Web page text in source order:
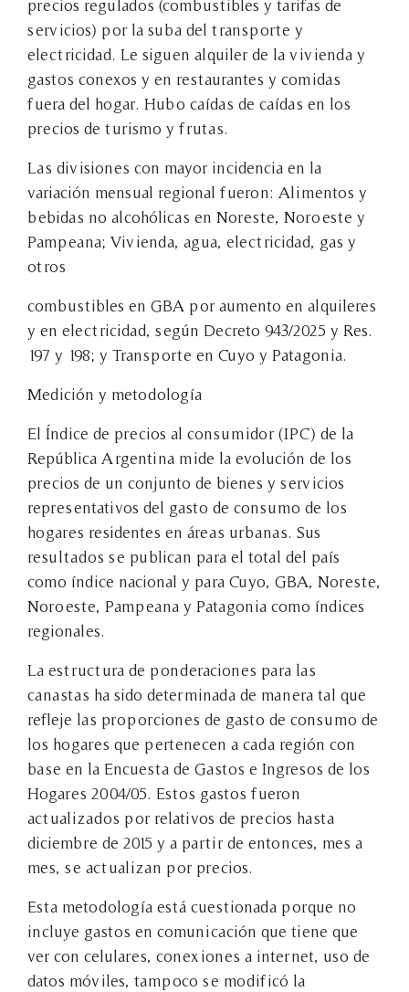
precios regulados (combustibles y tarifas de
servicios) por la suba del transporte y
electricidad. Le siguen alquiler de la vivienda y
gastos conexos y en restaurantes y comidas
fuera del hogar. Hubo caídas de caídas en los
precios de turismo y frutas.
Las divisiones con mayor incidencia en la
variación mensual regional fueron: Alimentos y
bebidas no alcohólicas en Noreste, Noroeste y
Pampeana; Vivienda, agua, electricidad, gas y
otros
combustibles en GBA por aumento en alquileres
y en electricidad, según Decreto 943/2025 y Res.
197 y 198; y Transporte en Cuyo y Patagonia.
Medición y metodología
El Índice de precios al consumidor (IPC) de la
República Argentina mide la evolución de los
precios de un conjunto de bienes y servicios
representativos del gasto de consumo de los
hogares residentes en áreas urbanas. Sus
resultados se publican para el total del país
como índice nacional y para Cuyo, GBA, Noreste,
Noroeste, Pampeana y Patagonia como índices
regionales.
La estructura de ponderaciones para las
canastas ha sido determinada de manera tal que
refleje las proporciones de gasto de consumo de
los hogares que pertenecen a cada región con
base en la Encuesta de Gastos e Ingresos de los
Hogares 2004/05. Estos gastos fueron
actualizados por relativos de precios hasta
diciembre de 2015 y a partir de entonces, mes a
mes, se actualizan por precios.
Esta metodología está cuestionada porque no
incluye gastos en comunicación que tiene que
ver con celulares, conexiones a internet, uso de
datos móviles, tampoco se modificó la